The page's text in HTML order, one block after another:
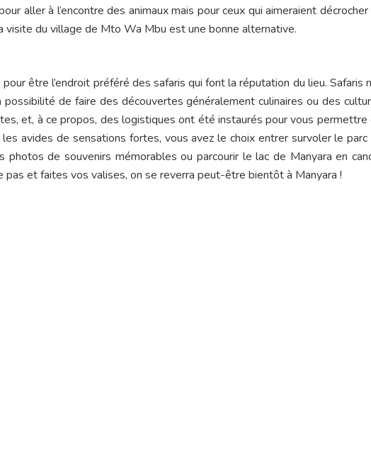
aller à l’encontre des animaux mais pour ceux qui aimeraient décrocher
visite du village de Mto Wa Mbu est une bonne alternative.
être l’endroit préféré des safaris qui font la réputation du lieu. Safaris
de faire des découvertes généralement culinaires ou des
et, à ce propos, des logistiques ont été instaurés pour vous permettre
avides de sensations fortes, vous avez le choix entrer survoler le parc
de souvenirs mémorables ou parcourir le lac de Manyara en
pas et faites vos valises, on se reverra peut-être bientôt à Manyara !